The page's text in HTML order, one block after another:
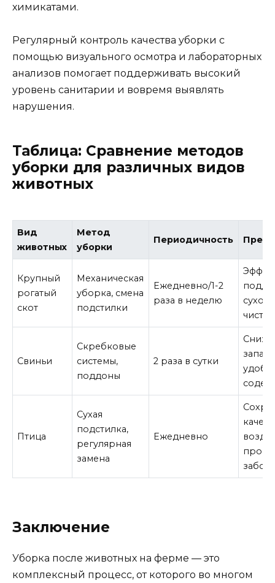
химикатами.
Регулярный контроль качества уборки с
помощью визуального осмотра и лабораторных
анализов помогает поддерживать высокий
уровень санитарии и вовремя выявлять
нарушения.
Таблица: Сравнение методов
уборки для различных видов
животных
Вид
животных
Метод
уборки
Периодичность
Крупный
рогатый
скот
Механическая
уборка, смена
подстилки
Ежедневно/1-2
раза в неделю
Свиньи
Скребковые
системы,
поддоны
2 раза в сутки
Птица
Сухая
подстилка,
регулярная
замена
Ежедневно
Заключение
Уборка после животных на ферме — это
комплексный процесс, от которого во многом